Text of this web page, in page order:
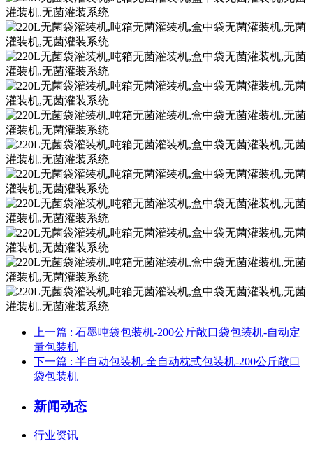
上一篇 : 石墨吨袋包装机-200公斤敞口袋包装机-自动定
量包装机
下一篇 : 半自动包装机-全自动枕式包装机-200公斤敞口
袋包装机
新闻动态
行业资讯